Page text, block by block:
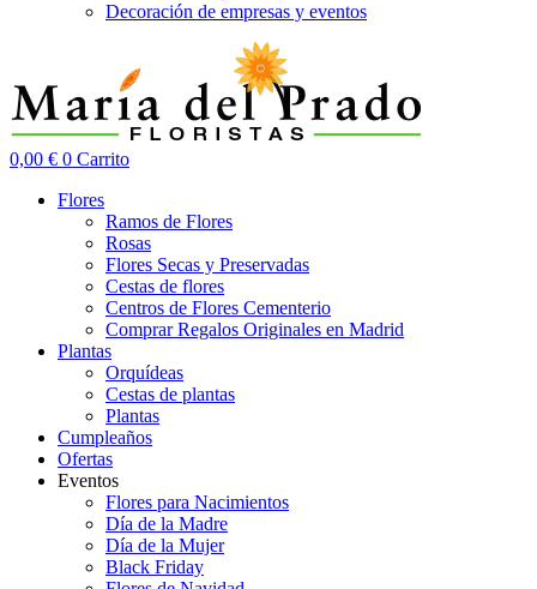
Decoración de empresas y eventos
0,00 € 0 Carrito
Flores
Ramos de Flores
Rosas
Flores Secas y Preservadas
Cestas de flores
Centros de Flores Cementerio
Comprar Regalos Originales en Madrid
Plantas
Orquídeas
Cestas de plantas
Plantas
Cumpleaños
Ofertas
Eventos
Flores para Nacimientos
Día de la Madre
Día de la Mujer
Black Friday